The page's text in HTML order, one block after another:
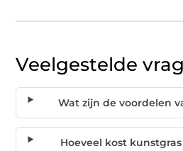
Veelgestelde
Wat zijn de voordelen
Hoeveel kost